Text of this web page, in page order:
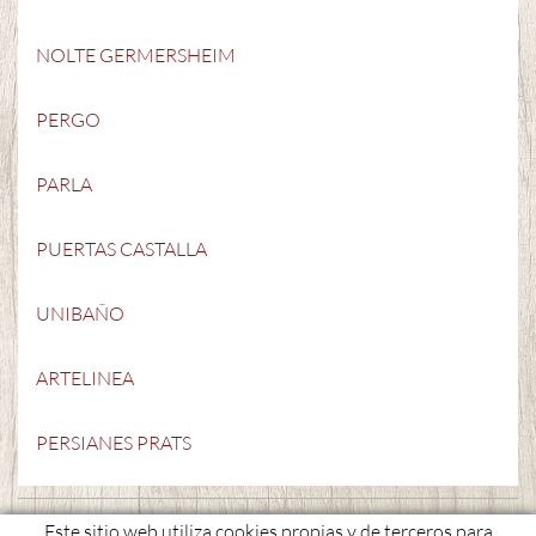
NOLTE GERMERSHEIM
PERGO
PARLA
PUERTAS CASTALLA
UNIBAÑO
ARTELINEA
PERSIANES PRATS
C. Conflent, 3 i 5 - 17800 OLOT
Este sitio web utiliza cookies propias y de terceros para